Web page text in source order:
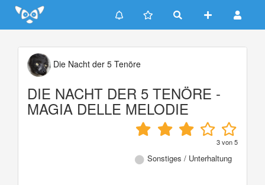
Update cookies preferences
Die Nacht der 5 Tenöre
DIE NACHT DER 5 TENÖRE -
MAGIA DELLE MELODIE
3von5
Sonstiges / Unterhaltung